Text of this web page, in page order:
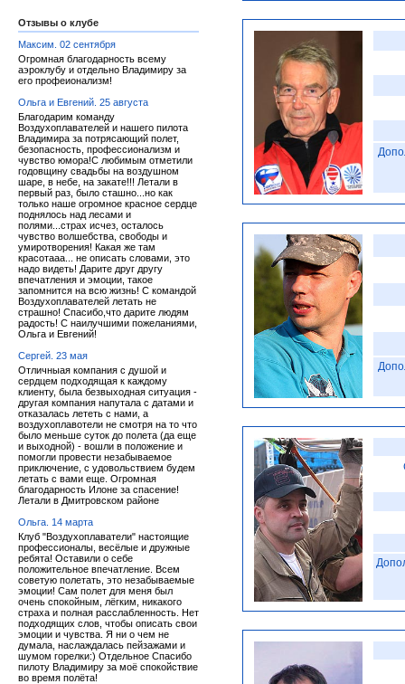
Отзывы о клубе
Максим. 02 сентября
Огромная благодарность всему
аэроклубу и отдельно Владимиру за
его профеионализм!
Ольга и Евгений. 25 августа
Благодарим команду
Воздухоплавателей и нашего пилота
Владимира за потрясающий полет,
безопасность, профессионализм и
чувство юмора!С любимым отметили
годовщину свадьбы на воздушном
шаре, в небе, на закате!!! Летали в
первый раз, было сташно...но как
только наше огромное красное сердце
поднялось над лесами и
полями...страх исчез, осталось
чувство волшебства, свободы и
умиротворения! Какая же там
красотааа... не описать словами, это
надо видеть! Дарите друг другу
впечатления и эмоции, такое
запомнится на всю жизнь! С командой
Воздухоплавателей летать не
страшно! Спасибо,что дарите людям
радость! С наилучшими пожеланиями,
Ольга и Евгений!
Сергей. 23 мая
Отличныая компания с душой и
сердцем подходящая к каждому
клиенту, была безвыходная ситуация -
другая компания напутала с датами и
отказалась лететь с нами, а
воздухоплавотели не смотря на то что
было меньше суток до полета (да еще
и выходной) - вошли в положение и
помогли провести незабываемое
приключение, с удовольствием будем
летать с вами еще. Огромная
благодарность Илоне за спасение!
Летали в Дмитровском районе
Ольга. 14 марта
Клуб "Воздухоплаватели" настоящие
профессионалы, весёлые и дружные
ребята! Оставили о себе
положительное впечатление. Всем
советую полетать, это незабываемые
эмоции! Сам полет для меня был
очень спокойным, лёгким, никакого
страха и полная расслабленность. Нет
подходящих слов, чтобы описать свои
эмоции и чувства. Я ни о чем не
думала, наслаждалась пейзажами и
шумом горелки:) Отдельное Спасибо
пилоту Владимиру за моё спокойствие
во время полёта!